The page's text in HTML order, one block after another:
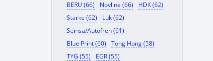
BERU (66)
Novline (66)
HDK (62)
Starke (62)
Luk (62)
Seinsa/Autofren (61)
Blue Print (60)
Tong Hong (58)
TYG (55)
EGR (55)